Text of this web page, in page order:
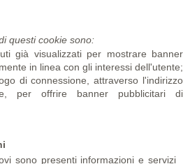
questi cookie sono:
già visualizzati per mostrare banner
in linea con gli interessi dell'utente;
di connessione, attraverso l'indirizzo
per offrire banner pubblicitari di
sono presenti informazioni e servizi